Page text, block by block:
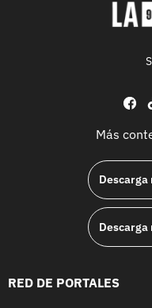
Más
Descarga
Descarga
RED DE PORTALES